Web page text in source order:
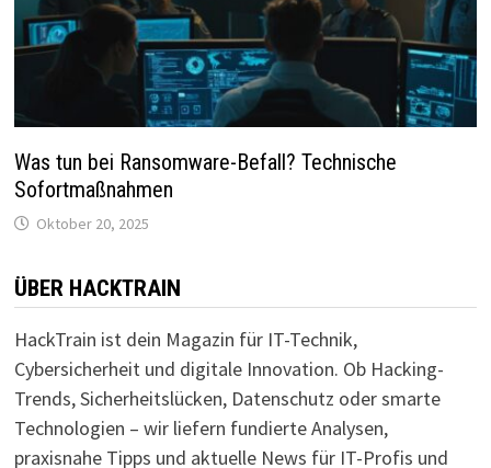
Was tun bei Ransomware-Befall? Technische
Sofortmaßnahmen
Oktober 20, 2025
ÜBER HACKTRAIN
HackTrain ist dein Magazin für IT-Technik,
Cybersicherheit und digitale Innovation. Ob Hacking-
Trends, Sicherheitslücken, Datenschutz oder smarte
Technologien – wir liefern fundierte Analysen,
praxisnahe Tipps und aktuelle News für IT-Profis und